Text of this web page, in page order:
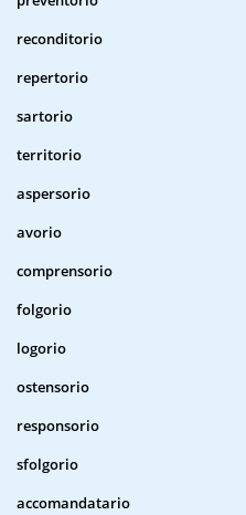
reconditorio
repertorio
sartorio
territorio
aspersorio
avorio
comprensorio
folgorio
logorio
ostensorio
responsorio
sfolgorio
accomandatario